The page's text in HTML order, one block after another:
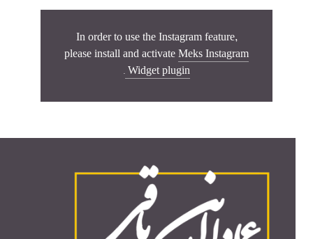
In order to use the Instagram feature,
please install and activate Meks Instagram
Widget plugin
.